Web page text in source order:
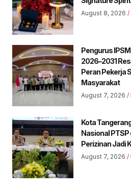
August 8, 2026
Pengurus
2026–2031
Peran Pekerja
Masyarakat
August 7, 2026
Kota
Nasional
Perizinan Jadi
August 7, 2026